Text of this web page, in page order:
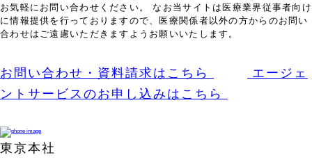
お気軽にお問い合わせください。 なお当サイトは医療業界従事者向け
に情報提供を行っておりますので、医療関係者以外の方からのお問い
合わせはご遠慮いただきますようお願いいたします。
お問い合わせ・資料請求はこちら
エージェ
ントサービスのお申し込みはこちら
東京本社